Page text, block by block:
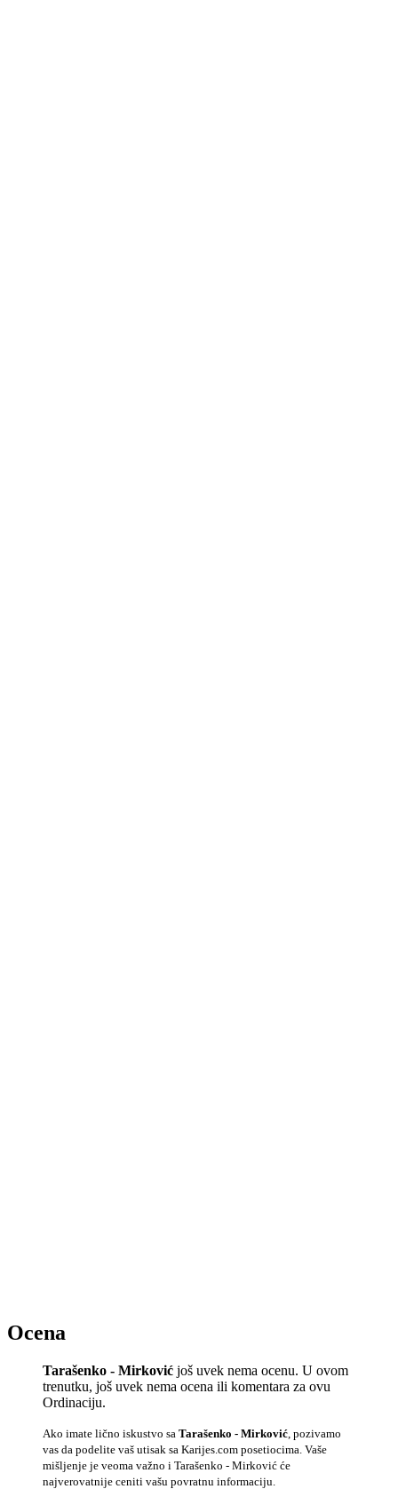
Ocena
Tarašenko - Mirković još uvek nema ocenu. U ovom
trenutku, još uvek nema ocena ili komentara za ovu
Ordinaciju.
Ako imate lično iskustvo sa Tarašenko - Mirković , pozivamo
vas da podelite vaš utisak sa Karijes.com posetiocima. Vaše
mišljenje je veoma važno i Tarašenko - Mirković će
najverovatnije ceniti vašu povratnu informaciju.